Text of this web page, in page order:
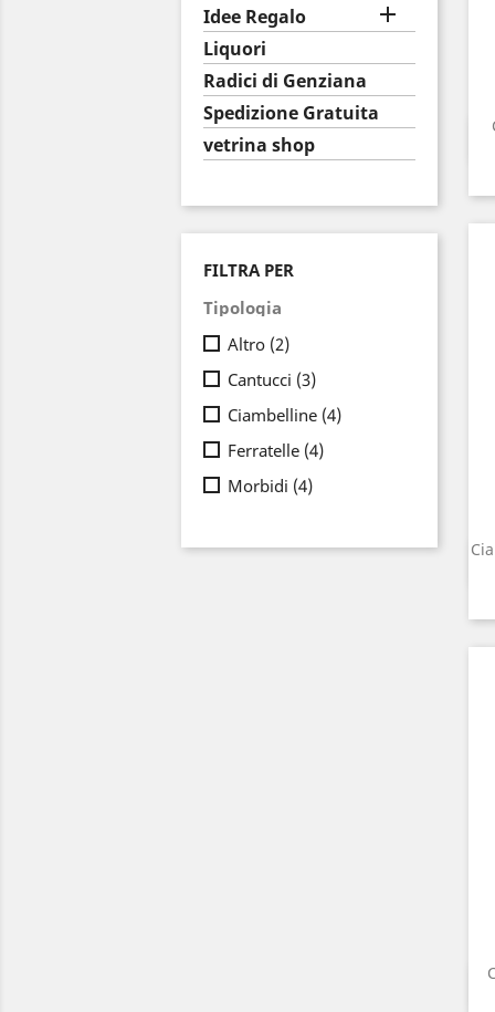
Idee Regalo 
Liquori
Radici di Genziana
Spedizione Gratuita
vetrina shop
FILTRA PER
Tipologia
Altro (2)
Cantucci (3)
Ciambelline (4)
Ferratelle (4)
Morbidi (4)